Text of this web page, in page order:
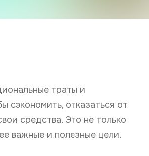
траты и
сэкономить, отказаться от
средства. Это не только
важные и полезные цели.